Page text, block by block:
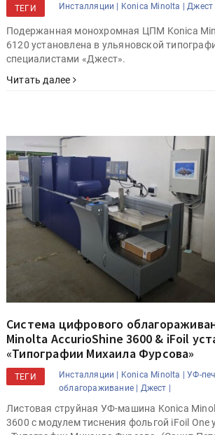
ТЕГИ Инсталляции | Konica Minolta | Джест |
Подержанная монохромная ЦПМ Konica
6120 установлена в ульяновской
специалистами «Джест».
Читать далее
Система цифрового
Minolta AccurioShine 3600 & iFoil
«Типографии Михаила Фурсова»
ТЕГИ Инсталляции | Konica Minolta | УФ-
облагораживание | Джест |
Листовая струйная УФ-машина Konica
3600 с модулем тиснения фольгой iFoil One